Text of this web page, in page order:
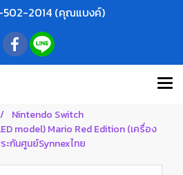
502-2014 (คุณแบงค์)
Nintendo Switch
model) Mario Red Edition (เครื่อง
ะกันศูนย์Synnexไทย